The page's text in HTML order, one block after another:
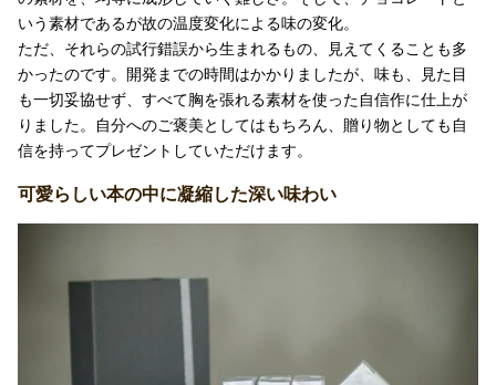
いう素材であるが故の温度変化による味の変化。
ただ、それらの試行錯誤から生まれるもの、見えてくることも多
かったのです。開発までの時間はかかりましたが、味も、見た目
も一切妥協せず、すべて胸を張れる素材を使った自信作に仕上が
りました。自分へのご褒美としてはもちろん、贈り物としても自
信を持ってプレゼントしていただけます。
可愛らしい本の中に凝縮した深い味わい